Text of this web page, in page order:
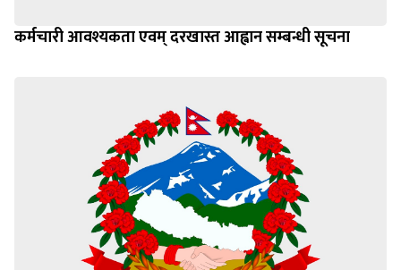
कर्मचारी आवश्यकता एवम् दरखास्त आह्वान सम्बन्धी सूचना